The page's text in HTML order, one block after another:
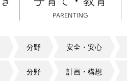
分野 安全・安心
分野 計画・構想